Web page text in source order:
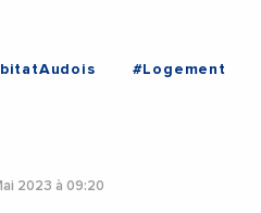
#Logement
2023 à 09:20